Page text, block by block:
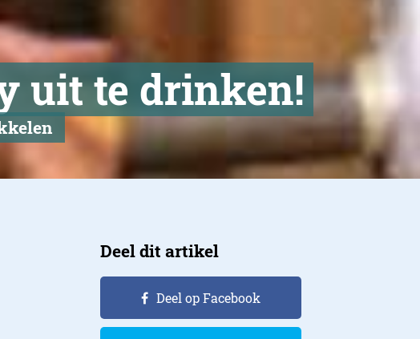
uit te drinken!
Deel dit artikel
Deel op Facebook